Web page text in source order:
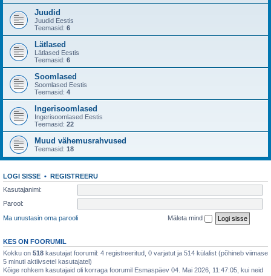
Juudid
Juudid Eestis
Teemasid: 6
Lätlased
Lätlased Eestis
Teemasid: 6
Soomlased
Soomlased Eestis
Teemasid: 4
Ingerisoomlased
Ingerisoomlased Eestis
Teemasid: 22
Muud vähemusrahvused
Teemasid: 18
LOGI SISSE • REGISTREERU
Kasutajanimi:
Parool:
Ma unustasin oma parooli
Mäleta mind
KES ON FOORUMIL
Kokku on 518 kasutajat foorumil: 4 registreeritud, 0 varjatut ja 514 külalist (põhineb viimase
5 minuti aktiivsetel kasutajatel)
Kõige rohkem kasutajaid oli korraga foorumil Esmaspäev 04. Mai 2026, 11:47:05, kui neid